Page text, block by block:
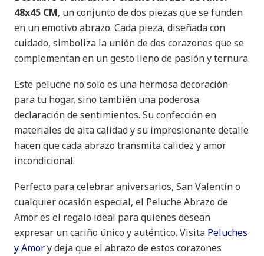
48x45 CM, un conjunto de dos piezas que se funden
en un emotivo abrazo. Cada pieza, diseñada con
cuidado, simboliza la unión de dos corazones que se
complementan en un gesto lleno de pasión y ternura.
Este peluche no solo es una hermosa decoración
para tu hogar, sino también una poderosa
declaración de sentimientos. Su confección en
materiales de alta calidad y su impresionante detalle
hacen que cada abrazo transmita calidez y amor
incondicional.
Perfecto para celebrar aniversarios, San Valentín o
cualquier ocasión especial, el Peluche Abrazo de
Amor es el regalo ideal para quienes desean
expresar un cariño único y auténtico. Visita Peluches
y Amory deja que el abrazo de estos corazones